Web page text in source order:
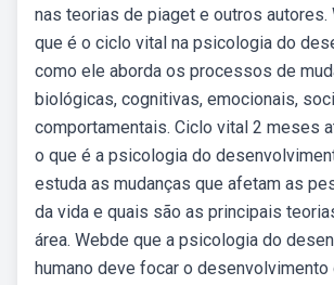
nas teorias de piaget e outros autores.
que é o ciclo vital na psicologia do
como ele aborda os processos de
biológicas, cognitivas, emocionais,
comportamentais. Ciclo vital 2 meses
o que é a psicologia do
estuda as mudanças que afetam as
da vida e quais são as principais
área. Webde que a psicologia do
humano deve focar o